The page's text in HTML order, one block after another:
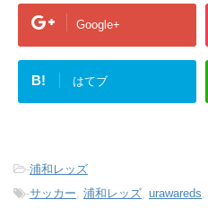
Google+
B! はてブ
-浦和レッズ
-サッカー 浦和レッズ urawareds